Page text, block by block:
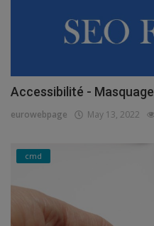
Accessibilité - Masquage
eurowebpage May 13, 2022
cmd